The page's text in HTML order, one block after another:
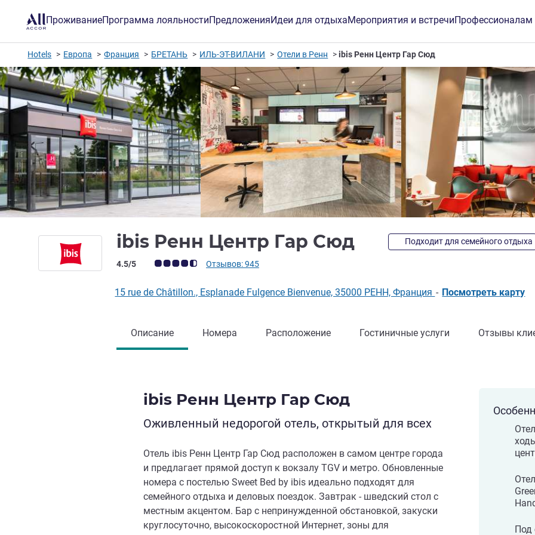
ПроживаниеПрограмма лояльностиПредложенияИдеи для отдыхаМероприятия и встречиПрофессионалам
Hotels Европа Франция БРЕТАНЬ ИЛЬ-ЭТ-ВИЛАНИ Отели в Ренн ibis Ренн Центр Гар Сюд
ibis Ренн Центр Гар Сюд 3 звезды
Подходит для семейного отдыха
Примечание: отзывы клиентов (Рейтинг ALL)
4.5/5 Отзывов: 945
15 rue de Châtillon., Esplanade Fulgence Bienvenue, 35000 РЕНН, Франция - Посмотреть карту
Описание Номера Расположение Гостиничные услуги Отзывы
ibis Ренн Центр Гар Сюд
Оживленный недорогой отель, открытый для всех
Отель ibis Ренн Центр Гар Сюд расположен в самом центре города
и предлагает прямой доступ к вокзалу TGV и метро. Обновленные
номера с постелью Sweet Bed by ibis идеально подходят для
семейного отдыха и деловых поездок. Завтрак - шведский стол с
местным акцентом. Бар с непринужденной обстановкой, закуски
круглосуточно, высокоскоростной Интернет, зоны для
Под